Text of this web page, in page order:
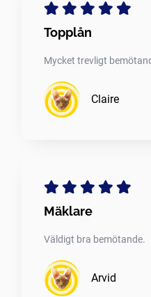
Topplån
Mycket trevligt
Claire
Mäklare
Väldigt bra bemötande.
Arvid